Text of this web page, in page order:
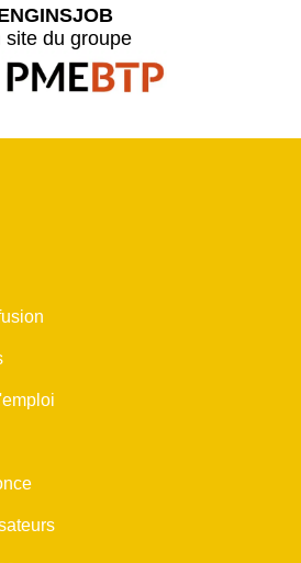
site du groupe